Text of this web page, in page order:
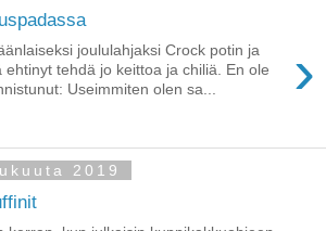
›
joululahjaksi Crock potin ja
ehtinyt tehdä jo keittoa ja chiliä. En ole
Useimmiten olen sa...
2019